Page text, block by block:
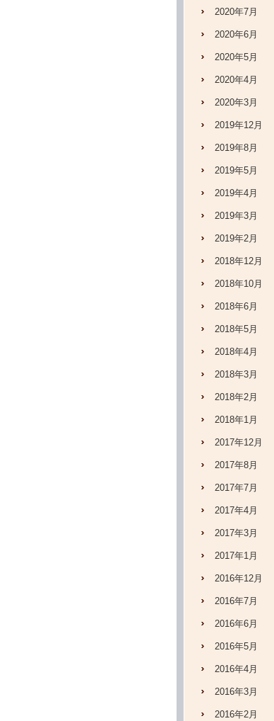
2020年7月
2020年6月
2020年5月
2020年4月
2020年3月
2019年12月
2019年8月
2019年5月
2019年4月
2019年3月
2019年2月
2018年12月
2018年10月
2018年6月
2018年5月
2018年4月
2018年3月
2018年2月
2018年1月
2017年12月
2017年8月
2017年7月
2017年4月
2017年3月
2017年1月
2016年12月
2016年7月
2016年6月
2016年5月
2016年4月
2016年3月
2016年2月